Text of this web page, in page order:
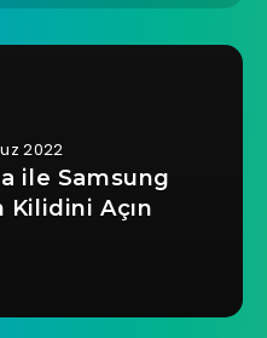
2022
ile Samsung
Kilidini Açın